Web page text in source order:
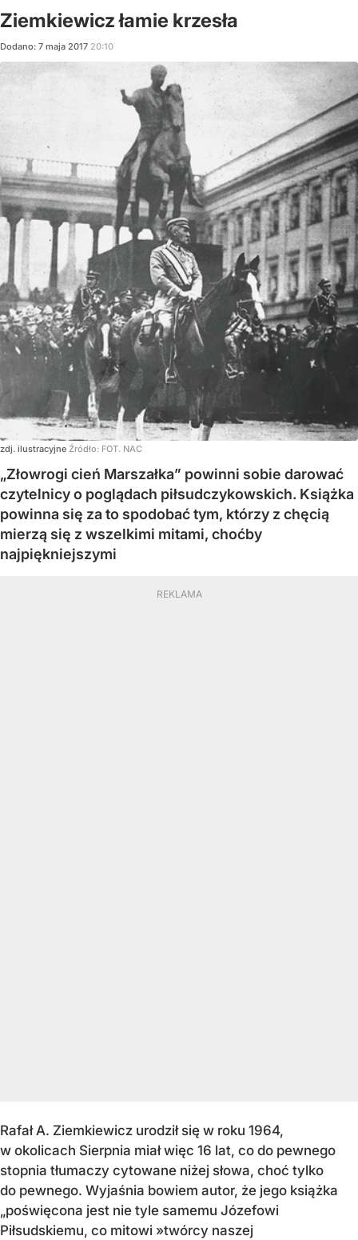
Ziemkiewicz łamie krzesła
Dodano: 7 maja 2017 20:10
zdj. ilustracyjne Źródło: FOT. NAC
„Złowrogi cień Marszałka” powinni sobie darować
czytelnicy o poglądach piłsudczykowskich. Książka
powinna się za to spodobać tym, którzy z chęcią
mierzą się z wszelkimi mitami, choćby
najpiękniejszymi
Rafał A. Ziemkiewicz urodził się w roku 1964,
w okolicach Sierpnia miał więc 16 lat, co do pewnego
stopnia tłumaczy cytowane niżej słowa, choć tylko
do pewnego. Wyjaśnia bowiem autor, że jego książka
„poświęcona jest nie tyle samemu Józefowi
Piłsudskiemu, co mitowi »twórcy naszej